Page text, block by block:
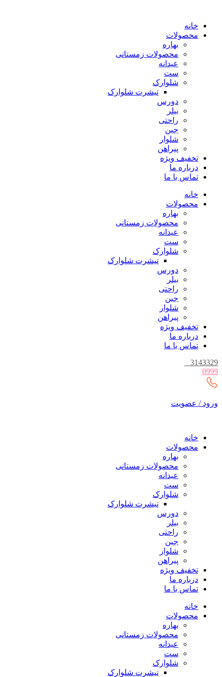
محتوا
خانه
محصولات
بهاره
محصولات زمستانی
عیدانه
ست
شلوارک
تیشرت شلوارک
دورس
بیلر
راحتی
جین
شلوار
پیراهن
تخفیف ویژه
درباره ما
تماس با ما
خانه
محصولات
بهاره
محصولات زمستانی
عیدانه
ست
شلوارک
تیشرت شلوارک
دورس
بیلر
راحتی
جین
شلوار
پیراهن
تخفیف ویژه
درباره ما
تماس با ما
3143329
0999
ورود / عضویت
خانه
محصولات
بهاره
محصولات زمستانی
عیدانه
ست
شلوارک
تیشرت شلوارک
دورس
بیلر
راحتی
جین
شلوار
پیراهن
تخفیف ویژه
درباره ما
تماس با ما
خانه
محصولات
بهاره
محصولات زمستانی
عیدانه
ست
شلوارک
تیشرت شلوارک